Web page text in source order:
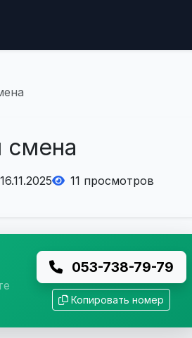
16.11.2025 11 просмотров
053-738-79-79
Копировать номер